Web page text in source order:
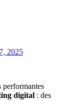
2025
performantes
digital : des